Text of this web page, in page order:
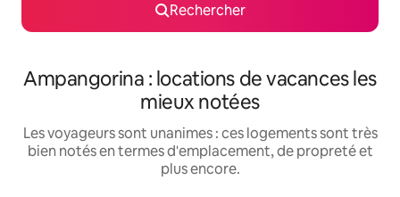
Rechercher
Ampangorina : locations de vacances les
mieux notées
Les voyageurs sont unanimes : ces logements sont très
bien notés en termes d'emplacement, de propreté et
plus encore.